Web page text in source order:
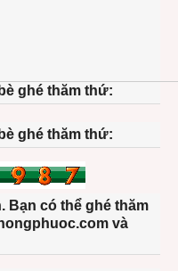
ghé thăm thứ:
ghé thăm thứ:
Bạn có thể ghé thăm
và